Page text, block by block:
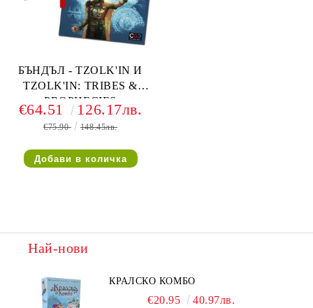
БЪНДЪЛ - TZOLK'IN И
TZOLK'IN: TRIBES &
PROPHECIES
€64.51 126.17лв.
€75.90 148.45лв.
Най-нови
КРАЛСКО КОМБО
€20.95 40.97лв.